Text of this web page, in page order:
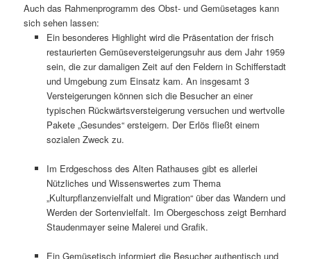
Auch das Rahmenprogramm des Obst- und Gemüsetages kann
sich sehen lassen:
Ein besonderes Highlight wird die Präsentation der frisch
restaurierten Gemüseversteigerungsuhr aus dem Jahr 1959
sein, die zur damaligen Zeit auf den Feldern in Schifferstadt
und Umgebung zum Einsatz kam. An insgesamt 3
Versteigerungen können sich die Besucher an einer
typischen Rückwärtsversteigerung versuchen und wertvolle
Pakete „Gesundes“ ersteigern. Der Erlös fließt einem
sozialen Zweck zu.
Im Erdgeschoss des Alten Rathauses gibt es allerlei
Nützliches und Wissenswertes zum Thema
„Kulturpflanzenvielfalt und Migration“ über das Wandern und
Werden der Sortenvielfalt. Im Obergeschoss zeigt Bernhard
Staudenmayer seine Malerei und Grafik.
Ein Gemüsetisch informiert die Besucher authentisch und